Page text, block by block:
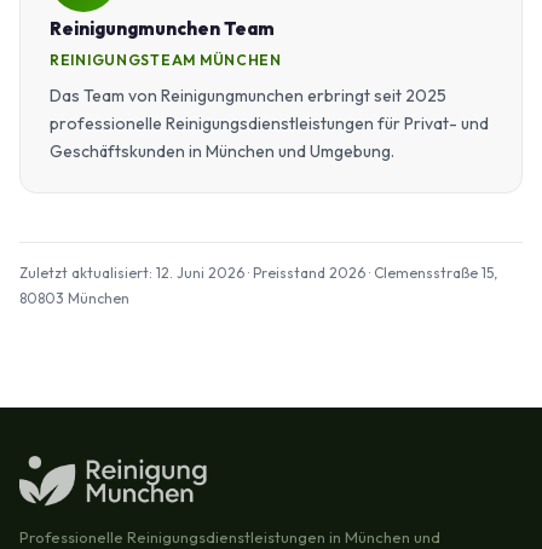
Reinigungmunchen Team
REINIGUNGSTEAM MÜNCHEN
Das Team von Reinigungmunchen erbringt seit 2025
professionelle Reinigungsdienstleistungen für Privat- und
Geschäftskunden in München und Umgebung.
Zuletzt aktualisiert: 12. Juni 2026 · Preisstand 2026 · Clemensstraße 15,
80803 München
Professionelle Reinigungsdienstleistungen in München und